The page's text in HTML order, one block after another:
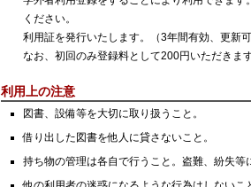
ください。
利用証を発行いたします。（3年間有効、更新可
なお、初回のみ登録料として200円いただきます
利用上の注意
図書、設備等を大切に取り扱うこと。
借り出した図書を他人に貸さないこと。
持ち物の管理は各自で行うこと。盗難、紛失等